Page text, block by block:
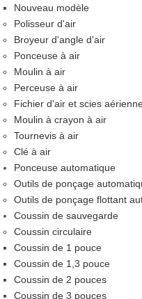
Nouveau modèle
Polisseur d'air
Broyeur d'angle d'air
Ponceuse à air
Moulin à air
Perceuse à air
Fichier d'air et scies
Moulin à crayon à air
Tournevis à air
Clé à air
Ponceuse automatique
Outils de ponçage
Outils de ponçage flottant
Coussin de sauvegarde
Coussin circulaire
Coussin de 1 pouce
Coussin de 1,3 pouce
Coussin de 2 pouces
Coussin de 3 pouces